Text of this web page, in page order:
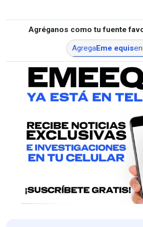
Agréganos como tu fuente
AgregaEme equisen